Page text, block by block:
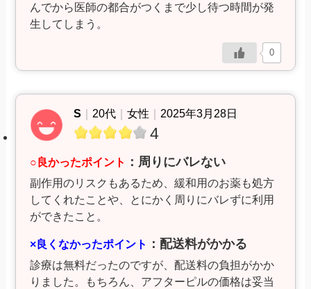
んでから医師の都合がつくまで少し待つ時間が発
生してしまう。
0
S 20代 ｜女性 2025年3月28日
4
○良かったポイント ：周りにバレない
副作用のリスクもあるため、緩和用のお薬も処方
してくれたことや、とにかく周りにバレずに利用
ができたこと。
×良くなかったポイント ：配送料がかかる
診療は無料だったのですが、配送料の負担がかか
りました。もちろん、アフターピルの価格は妥当